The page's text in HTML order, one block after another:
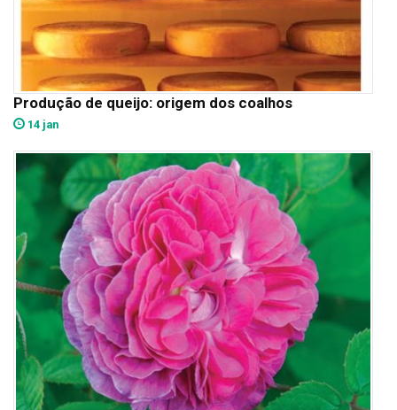
Produção de queijo: origem dos coalhos
14 jan